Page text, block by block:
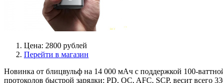
Цена: 2800 рублей
Перейти в магазин
Новинка от блицвульф на 14 000 мАч с поддержкой 100-
протоколов быстрой зарядки: PD, QC, AFC, SCP, весит всего